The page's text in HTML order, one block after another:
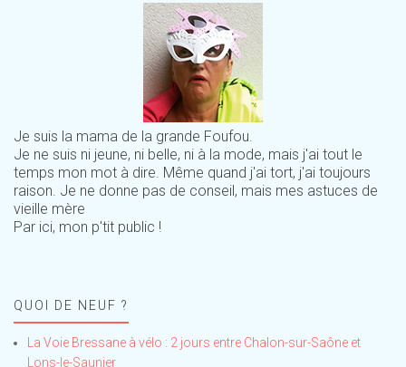
Je suis la mama de la grande Foufou.
Je ne suis ni jeune, ni belle, ni à la mode, mais j'ai tout le
temps mon mot à dire. Même quand j'ai tort, j'ai toujours
raison. Je ne donne pas de conseil, mais mes astuces de
vieille mère
Par ici, mon p'tit public !
QUOI DE NEUF ?
La Voie Bressane à vélo : 2 jours entre Chalon-sur-Saône et
Lons-le-Saunier